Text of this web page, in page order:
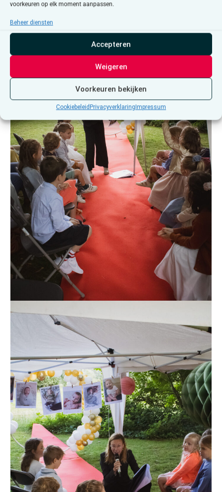
voorkeuren op elk moment aanpassen.
Beheer diensten
Accepteren
Weigeren
Voorkeuren bekijken
Cookiebeleid PrivacyverklaringImpressum